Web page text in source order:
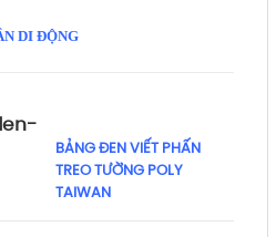
DI ĐỘNG
BẢNG ĐEN VIẾT PHẤN
TREO TƯỜNG POLY
TAIWAN